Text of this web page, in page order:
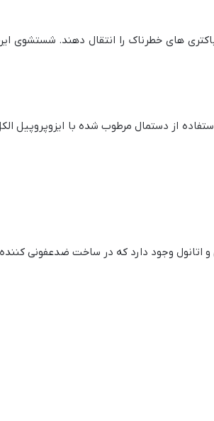
های خطرناک را انتقال دهند. شستشوی
و اتانول وجود دارد که در ساخت ضدعفونی